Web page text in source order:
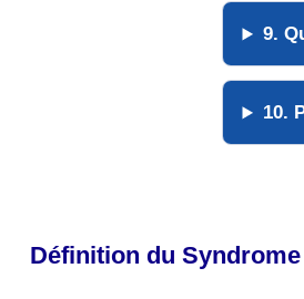
9.
10.
Définition du